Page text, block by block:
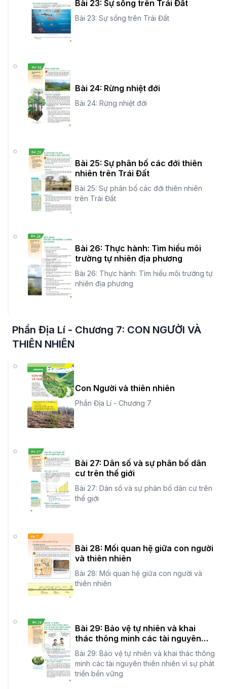
Bài 23: Sự sống trên Trái Đất
Bài 23: Sự sống trên Trái Đất
Bài 24: Rừng nhiệt đới
Bài 24: Rừng nhiệt đới
Bài 25: Sự phân bố các đới thiên
nhiên trên Trái Đất
Bài 25: Sự phân bố các đới thiên nhiên
trên Trái Đất
Bài 26: Thực hành: Tìm hiểu môi
trường tự nhiên địa phương
Bài 26: Thực hành: Tìm hiểu môi trường tự
nhiên địa phương
Phần Địa Lí - Chương 7: CON NGƯỜI VÀ
THIÊN NHIÊN
Con Người và thiên nhiên
Phần Địa Lí - Chương 7
Bài 27: Dân số và sự phân bố dân
cư trên thế giới
Bài 27: Dân số và sự phân bố dân cư trên
thế giới
Bài 28: Mối quan hệ giữa con người
và thiên nhiên
Bài 28: Mối quan hệ giữa con người và
thiên nhiên
Bài 29: Bảo vệ tự nhiên và khai
thác thông minh các tài nguyên
thiên nhiên vì sự phát triển bền
vững
Bài 29: Bảo vệ tự nhiên và khai thác thông
minh các tài nguyên thiên nhiên vì sự phát
triển bền vững